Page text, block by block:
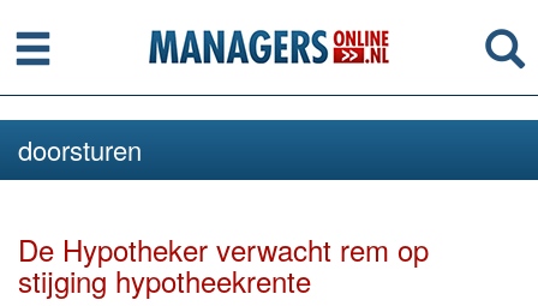
Menu
doorsturen
De Hypotheker verwacht rem op
stijging hypotheekrente